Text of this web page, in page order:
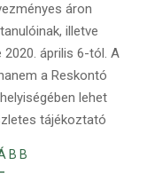
áron
illetve
2020. április 6-tól. A
a Reskontó
lehet
tájékoztató